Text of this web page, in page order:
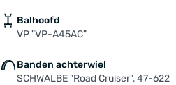
Balhoofd
VP "VP-A45AC"
Banden achterwiel
SCHWALBE "Road Cruiser", 47-622